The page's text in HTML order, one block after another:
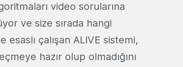
video sorularına
ve size sırada hangi
çalışan ALIVE sistemi,
hazır olup olmadığını